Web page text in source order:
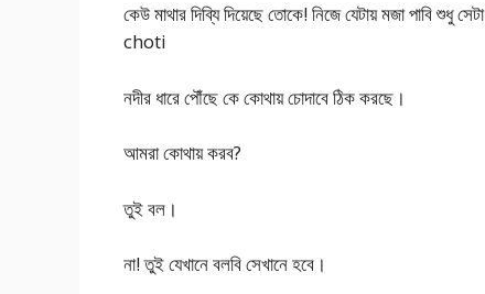
কেউ মাথার দিব্যি দিয়েছে তোকে! নিজে যেটায় মজা পাবি শুধু
choti
নদীর ধারে পৌঁছে কে কোথায় চোদাবে ঠিক করছে।
আমরা কোথায় করব?
তুই বল।
না! তুই যেখানে বলবি সেখানে হবে।